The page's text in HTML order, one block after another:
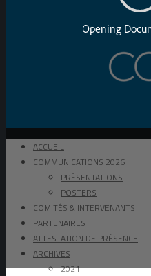
ACCUEIL
COMMUNICATIONS 2026
PRÉSENTATIONS
POSTERS
COMITÉS & INTERVENANTS
PARTENAIRES
ATTESTATION DE PRÉSENCE
ARCHIVES
2021